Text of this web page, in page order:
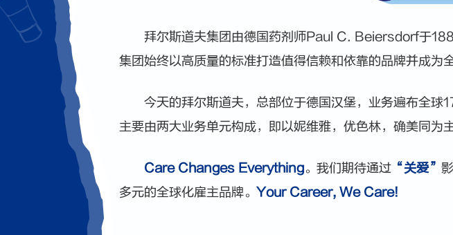
拜尔斯道夫集团由德国药剂师Paul C. Beiersdorf于
集团始终以高质量的标准打造值得信赖和依靠的品牌并成为
今天的拜尔斯道夫，总部位于德国汉堡，业务遍布全
主要由两大业务单元构成，即以妮维雅，优色林，确美同为
Care Changes Everything。我们期待通过 “关爱”
多元的全球化雇主品牌。 Your Career, We Care!